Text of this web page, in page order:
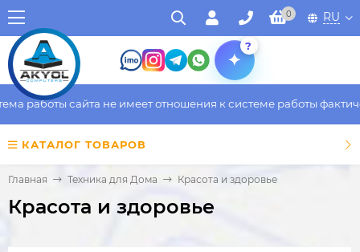
0 RU
?
сайта не имеет отношения к системе работы
КАТАЛОГ ТОВАРОВ
Главная Техника для Дома Красота и здоровье
Красота и здоровье